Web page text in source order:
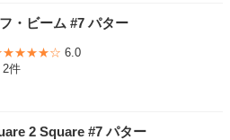
・ビーム #7 パター
6.0
2件
2 Square #7 パター